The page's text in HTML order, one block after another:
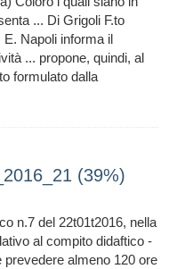
... Di Grigoli F.to
Napoli informa il
... propone, quindi, al
formulato dalla
(39%)
n.7 del 22t01t2016, nella
al compito didaftico -
prevedere almeno 120 ore